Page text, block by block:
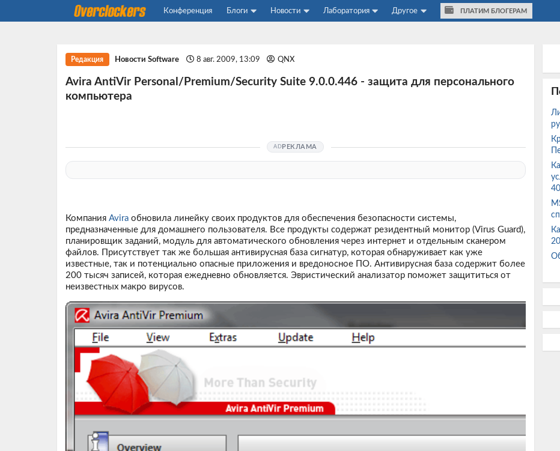
Конференция Блоги Новости Лаборатория Другое ПЛАТИМ БЛОГЕРАМ
Редакция Новости Software 8 авг. 2009, 13:09 QNX
Avira AntiVir Personal/Premium/Security Suite 9.0.0.446 - защита для персонального
компьютера
РЕКЛАМА
Компания Aviraобновила линейку своих продуктов для обеспечения безопасности системы,
предназначенные для домашнего пользователя. Все продукты содержат резидентный монитор (Virus Guard),
планировщик заданий, модуль для автоматического обновления через интернет и отдельным сканером
файлов. Присутствует так же большая антивирусная база сигнатур, которая обнаруживает как уже
известные, так и потенциально опасные приложения и вредоносное ПО. Антивирусная база содержит более
200 тысяч записей, которая ежедневно обновляется. Эвристический анализатор поможет защититься от
неизвестных макро вирусов.